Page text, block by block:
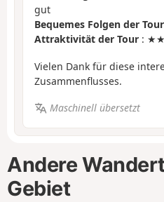
gut
Bequemes Folgen der Tour
Attraktivität der Tour :
Vielen Dank für diese
Zusammenflusses.
Maschinell übersetzt
Andere
Gebiet